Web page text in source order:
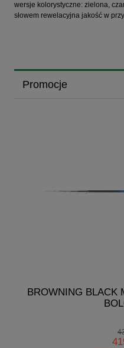
wersje kolorystyczne: zielona,
słowem rewelacyjna jakość w
Promocje
BROWNING BLACK